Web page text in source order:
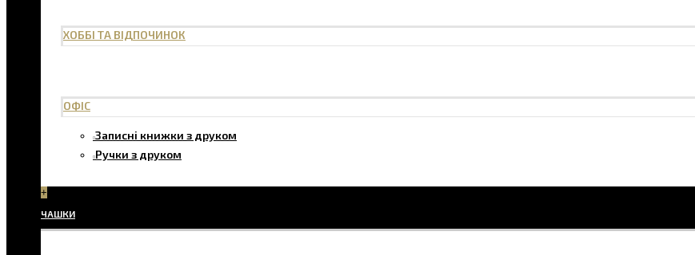
ХОББІ ТА ВІДПОЧИНОК
ОФІС
Записні книжки з друком
Ручки з друком
+
ЧАШКИ